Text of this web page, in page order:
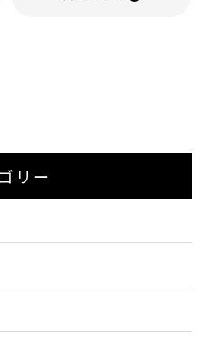
リー